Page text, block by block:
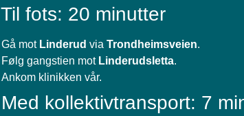
Til fots: 20 minutter
Gå mot Linderud via Trondheimsveien.
Følg gangstien mot Linderudsletta.
Ankom klinikken vår.
Med kollektivtransport: 7